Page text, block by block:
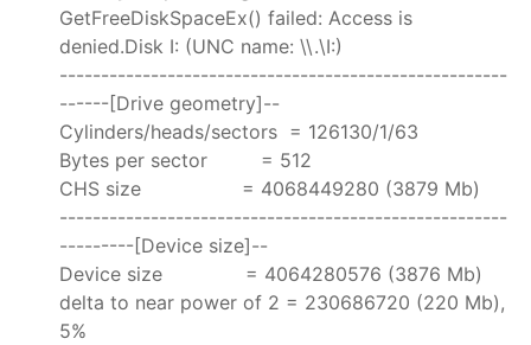
GetFreeDiskSpaceEx() failed: Access is
denied.Disk I: (UNC name: \\.\I:)
------------------------------------------------------
------[Drive geometry]--
Cylinders/heads/sectors = 126130/1/63
Bytes per sector = 512
CHS size = 4068449280 (3879 Mb)
------------------------------------------------------
---------[Device size]--
Device size = 4064280576 (3876 Mb)
delta to near power of 2 = 230686720 (220 Mb),
5%